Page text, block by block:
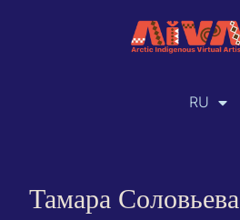
RU
EN
Тамара Соловьева